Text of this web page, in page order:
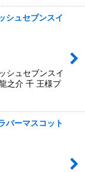
シュセブンスイ
シュセブンスイ
之介 千 王様プ
バーマスコット